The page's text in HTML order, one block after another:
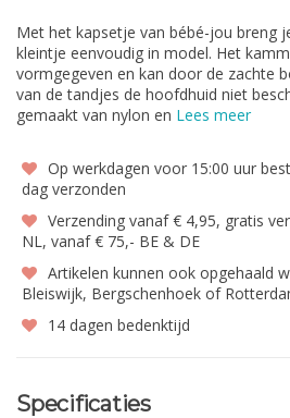
Met het kapsetje van bébé-jou breng
kleintje eenvoudig in model. Het
vormgegeven en kan door de zachte
van de tandjes de hoofdhuid niet
gemaakt van nylon en Lees meer
Op werkdagen voor 15:00 uur
dag verzonden
Verzending vanaf € 4,95, gratis
NL, vanaf € 75,- BE & DE
Artikelen kunnen ook opgehaald
Bleiswijk, Bergschenhoek of
14 dagen bedenktijd
Specificaties